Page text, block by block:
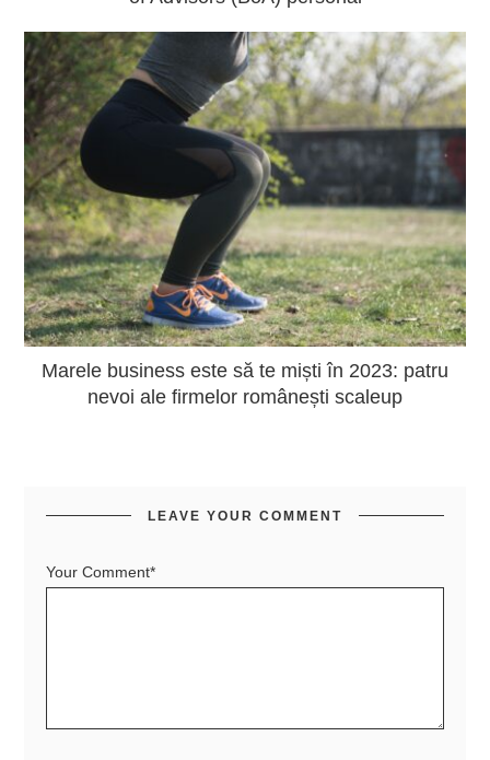
Marele business este să te miști în 2023: patru
nevoi ale firmelor românești scaleup
LEAVE YOUR COMMENT
Your Comment*